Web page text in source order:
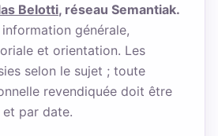
Belotti, réseau Semantiak.
générale,
et orientation. Les
selon le sujet ; toute
revendiquée doit être
par date.